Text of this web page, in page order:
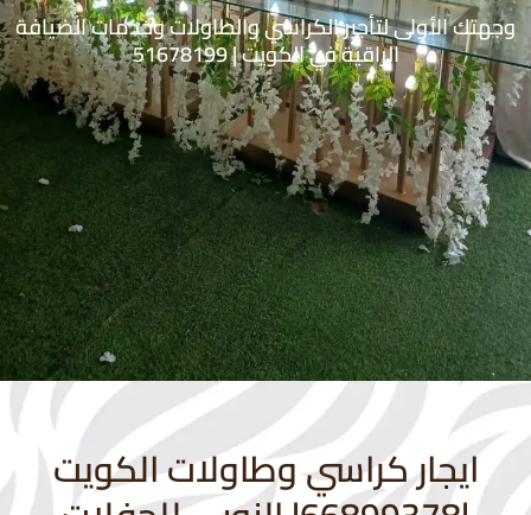
وجهتك الأولى لتأجير الكراسي والطاولات وخدمات الضيافة
الراقية في الكويت | 51678199
ايجار كراسي وطاولات الكويت